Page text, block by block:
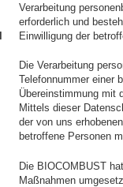
Verarbeitung
erforderlich und
Einwilligung der
Die Verarbeitung
Telefonnummer einer
Übereinstimmung mit
Mittels dieser
der von uns
betroffene Personen
Die BIOCOMBUST
Maßnahmen